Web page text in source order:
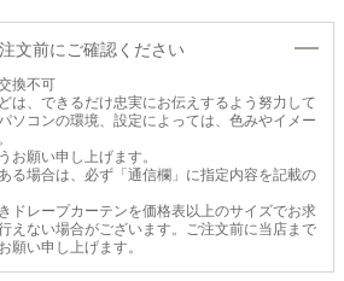
文前にご確認ください
換不可
は、できるだけ忠実にお伝えするよう努力して
ソコンの環境、設定によっては、色みやイメー
願い申し上げます。
る場合は、必ず「通信欄」に指定内容を記載の
ドレープカーテンを価格表以上のサイズでお求
えない場合がございます。ご注文前に当店まで
願い申し上げます。